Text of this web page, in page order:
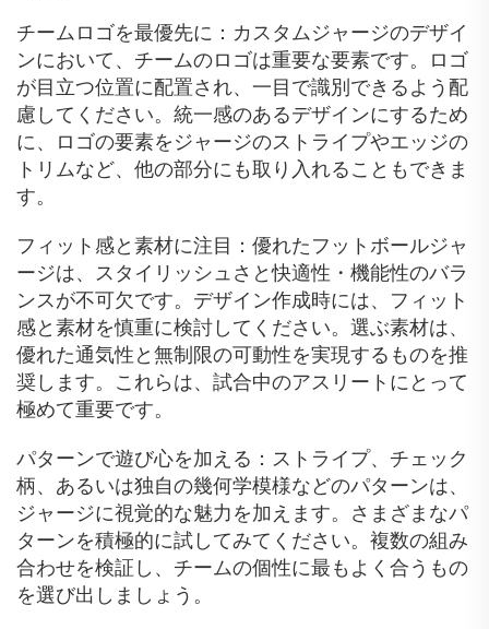
チームロゴを最優先に：カスタムジャージのデザイ
ンにおいて、チームのロゴは重要な要素です。ロゴ
が目立つ位置に配置され、一目で識別できるよう配
慮してください。統一感のあるデザインにするため
に、ロゴの要素をジャージのストライプやエッジの
トリムなど、他の部分にも取り入れることもできま
す。
フィット感と素材に注目：優れたフットボールジャ
ージは、スタイリッシュさと快適性・機能性のバラ
ンスが不可欠です。デザイン作成時には、フィット
感と素材を慎重に検討してください。選ぶ素材は、
優れた通気性と無制限の可動性を実現するものを推
奨します。これらは、試合中のアスリートにとって
極めて重要です。
パターンで遊び心を加える：ストライプ、チェック
柄、あるいは独自の幾何学模様などのパターンは、
ジャージに視覚的な魅力を加えます。さまざまなパ
ターンを積極的に試してみてください。複数の組み
合わせを検証し、チームの個性に最もよく合うもの
を選び出しましょう。